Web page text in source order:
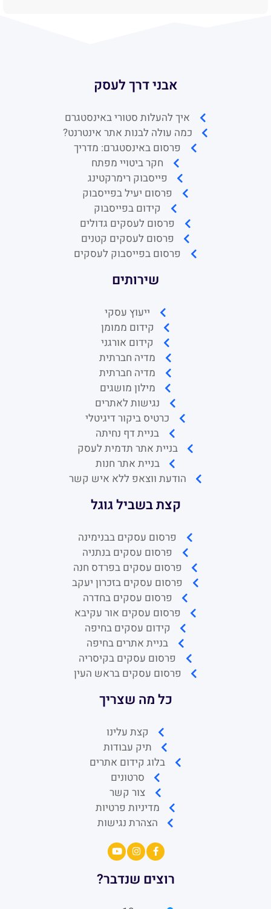
אבני דרך לעסק
איך להעלות סטורי באינסטגרם
כמה עולה לבנות אתר אינטרנט?
פרסום באינסטגרם: מדריך
חקר ביטויי מפתח
פייסבוק רימרקטינג
פרסום יעיל בפייסבוק
קידום בפייסבוק
פרסום לעסקים גדולים
פרסום לעסקים קטנים
פרסום בפייסבוק לעסקים
שירותים
ייעוץ עסקי
קידום ממומן
קידום אורגני
מדיה חברתית
מדיה חברתית
מילון מושגים
נגישות לאתרים
כרטיס ביקור דיגיטלי
בניית דף נחיתה
בניית אתר תדמית לעסק
בניית אתר חנות
הודעת ווצאפ ללא איש קשר
קצת בשביל גוגל
פרסום עסקים בבנימינה
פרסום עסקים בנתניה
פרסום עסקים בפרדס חנה
פרסום עסקים בזכרון יעקב
פרסום עסקים בחדרה
פרסום עסקים אור עקיבא
קידום עסקים בחיפה
בניית אתרים בחיפה
פרסום עסקים בקיסריה
פרסום עסקים בראש העין
כל מה שצריך
קצת עלינו
תיק עבודות
בלוג קידום אתרים
סרטונים
צור קשר
מדיניות פרטיות
הצהרת נגישות
רוצים שנדבר?